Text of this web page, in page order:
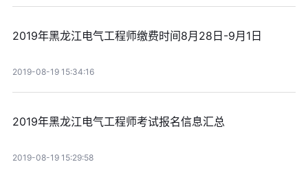
2019年黑龙江电气工程师缴费时间8月28日-9月1日
2019-08-19 15:34:16
2019年黑龙江电气工程师考试报名信息汇总
2019-08-19 15:29:58